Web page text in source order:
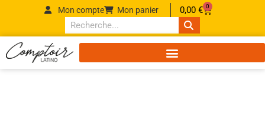
Mon compte Mon panier 0,00 € 0